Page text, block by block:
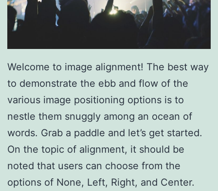
Welcome to image alignment! The best way
to demonstrate the ebb and flow of the
various image positioning options is to
nestle them snuggly among an ocean of
words. Grab a paddle and let’s get started.
On the topic of alignment, it should be
noted that users can choose from the
options of None, Left, Right, and Center.